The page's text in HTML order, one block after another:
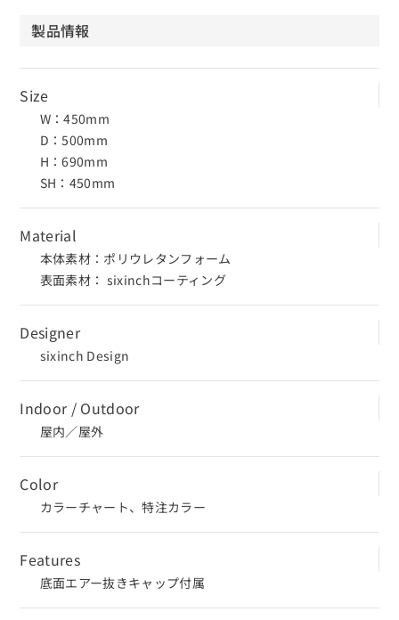
製品情報
Size
W：450mm
D：500mm
H：690mm
SH：450mm
Material
本体素材：ポリウレタンフォーム
表面素材： sixinchコーティング
Designer
sixinch Design
Indoor / Outdoor
屋内／屋外
Color
カラーチャート、特注カラー
Features
底面エアー抜きキャップ付属